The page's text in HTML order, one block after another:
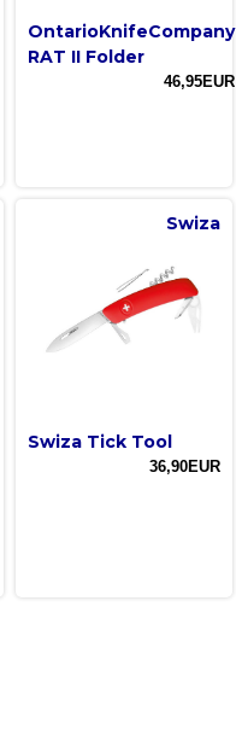
OntarioKnifeCompany
RAT II Folder
46,95EUR
Swiza
Swiza Tick Tool
36,90EUR